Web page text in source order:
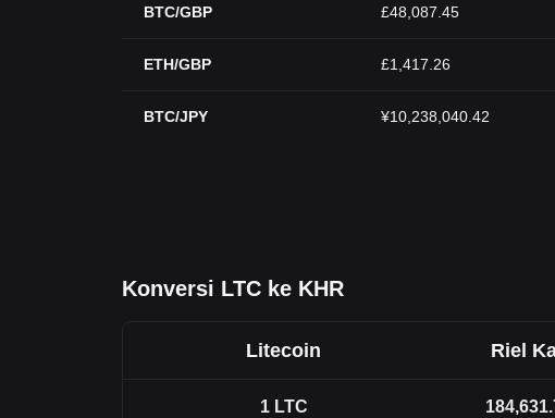
BTC/GBP £48,087.45
ETH/GBP £1,417.26
BTC/JPY ¥10,238,040.42
Konversi LTC ke KHR
Litecoin Riel
1 LTC